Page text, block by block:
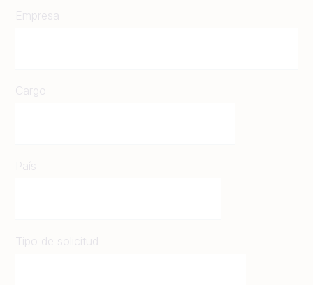
Empresa
Cargo
País
Tipo de solicitud